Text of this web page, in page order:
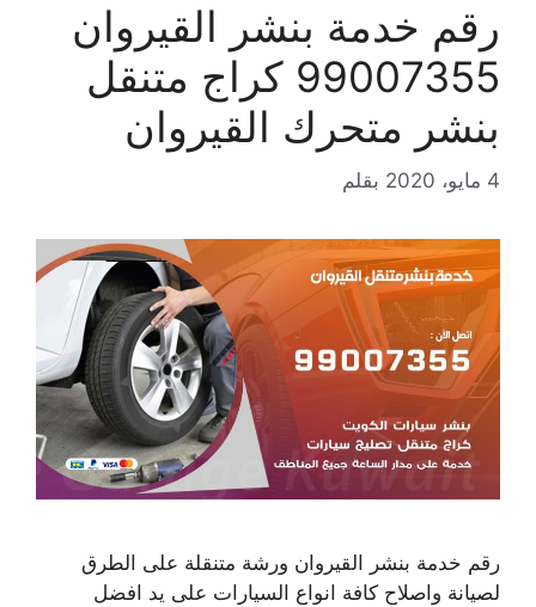
رقم خدمة بنشر القيروان
99007355 كراج متنقل
بنشر متحرك القيروان
4 مايو، 2020 بقلم
رقم خدمة بنشر القيروان ورشة متنقلة على الطرق
لصيانة واصلاح كافة انواع السيارات على يد افضل